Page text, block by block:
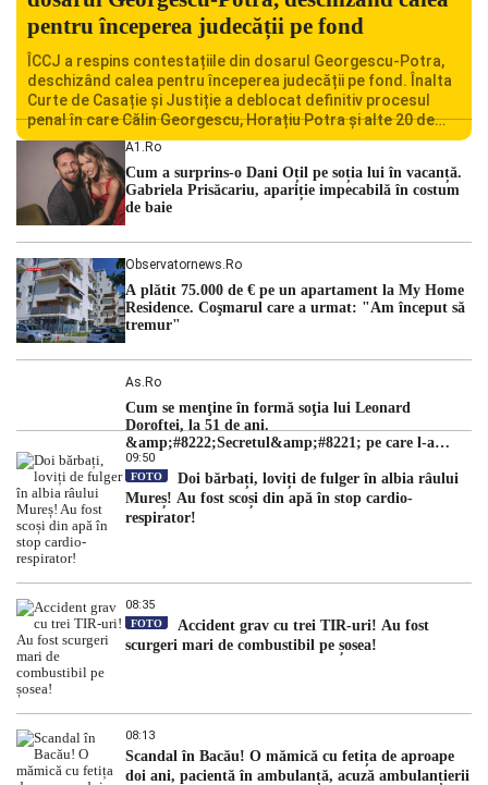
pentru începerea judecății pe fond
ÎCCJ a respins contestațiile din dosarul Georgescu-Potra,
deschizând calea pentru începerea judecății pe fond. Înalta
Curte de Casație și Justiție a deblocat definitiv procesul
penal în care Călin Georgescu, Horațiu Potra și alte 20 de
persoane sunt acuzați de acțiuni îndreptate împotriva
ordinii constituționale. În ședința din camera preliminară,
judecătorii de la instanța supremă au […]
A1.ro
Cum a surprins-o Dani Oțil pe soția lui în vacanță.
Gabriela Prisăcariu, apariție impecabilă în costum
de baie
Observatornews.ro
A plătit 75.000 de € pe un apartament la My Home
Residence. Coşmarul care a urmat: "Am început să
tremur"
As.ro
Cum se menţine în formă soţia lui Leonard
Doroftei, la 51 de ani.
&amp;#8222;Secretul&amp;#8221; pe care l-a
dezvăluit
09:50
FOTO
Doi bărbați, loviți de fulger în albia râului
Mureș! Au fost scoși din apă în stop cardio-
respirator!
08:35
FOTO
Accident grav cu trei TIR-uri! Au fost
scurgeri mari de combustibil pe șosea!
08:13
Scandal în Bacău! O mămică cu fetița de aproape
doi ani, pacientă în ambulanță, acuză ambulanțierii